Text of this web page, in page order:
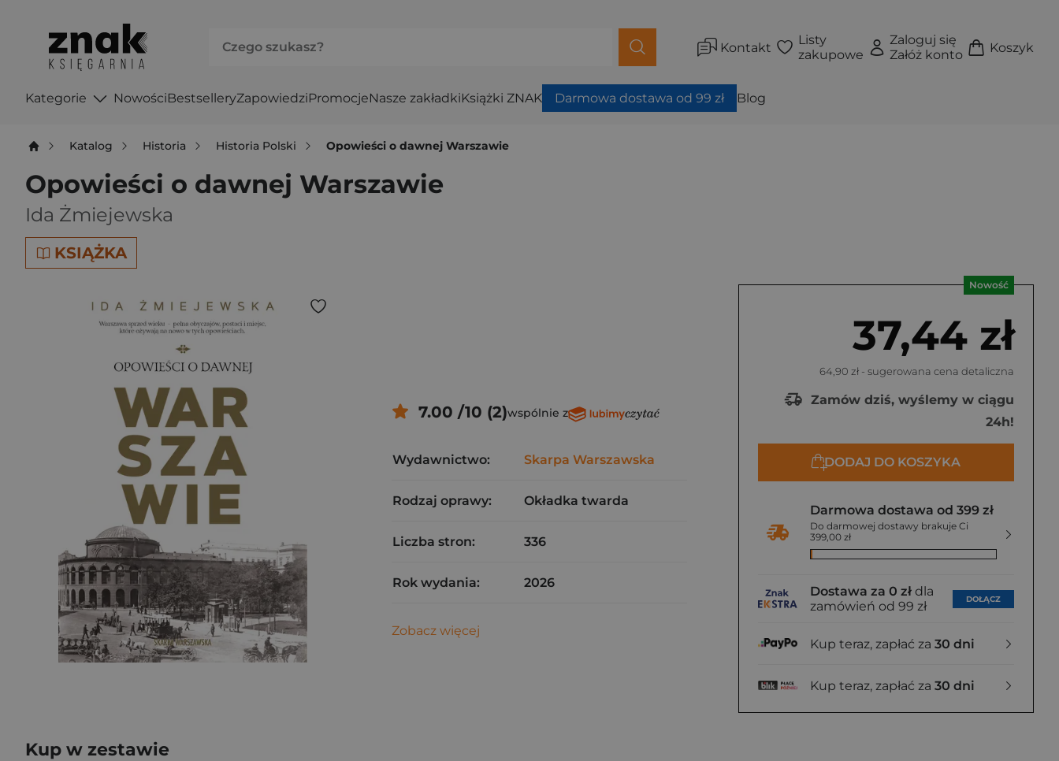
Kontakt
Listy
zakupowe
Zaloguj się
Załóż konto
Koszyk
Kategorie NowościBestselleryZapowiedziPromocjeNasze zakładkiKsiążki ZNAK Darmowa dostawa od 99 zł Blog
Katalog Historia Historia Polski Opowieści o dawnej Warszawie
Opowieści o dawnej Warszawie
Ida Żmiejewska
KSIĄŻKA
Nowość
37,44 zł
64,90 zł - sugerowana cena detaliczna
Zamów dziś, wyślemy w ciągu
24h!
DODAJ DO KOSZYKA
Darmowa dostawa od 399 zł
Do darmowej dostawy brakuje Ci
399,00 zł
Dostawa za 0 zł dla
zamówień od 99 zł
DOŁĄCZ
Kup teraz, zapłać za 30 dni
Kup teraz, zapłać za 30 dni
7.00 /10 (2)wspólnie z
Wydawnictwo: Skarpa Warszawska
Rodzaj oprawy: Okładka twarda
Liczba stron: 336
Rok wydania: 2026
Zobacz więcej
Kup w zestawie